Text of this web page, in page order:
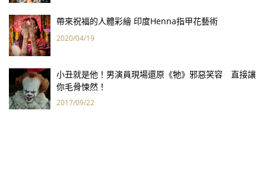
帶來祝福的人體彩繪 印度Henna指甲花藝術
2020/04/19
小丑就是他！男演員現場還原《牠》邪惡笑容 直接讓
你毛骨悚然！
2017/09/22